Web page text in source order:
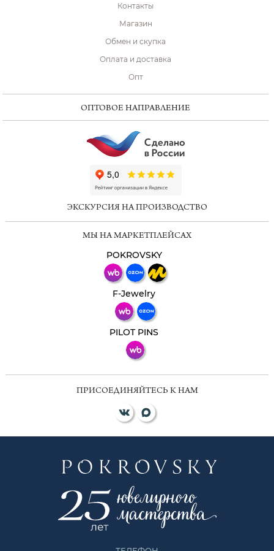
Контакты
Магазин
Обмен и скупка
Оплата и доставка
Опт
ОПТОВОЕ НАПРАВЛЕНИЕ
ЭКСКУРСИЯ НА ПРОИЗВОДСТВО
МЫ НА МАРКЕТПЛЕЙСАХ
POKROVSKY
F-Jewelry
PILOT PINS
ПРИСОЕДИНЯЙТЕСЬ К НАМ